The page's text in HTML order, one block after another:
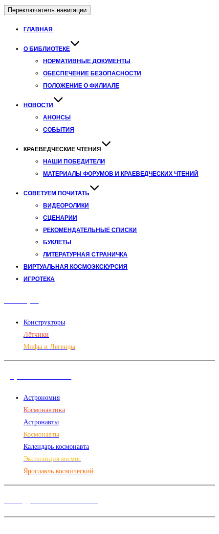
Переключатель навигации
ГЛАВНАЯ
О БИБЛИОТЕКЕ
НОРМАТИВНЫЕ ДОКУМЕНТЫ
ОБЕСПЕЧЕНИЕ БЕЗОПАСНОСТИ
ПОЛОЖЕНИЕ О ФИЛИАЛЕ
НОВОСТИ
АНОНСЫ
СОБЫТИЯ
КРАЕВЕДЧЕСКИЕ ЧТЕНИЯ
НАШИ ПОБЕДИТЕЛИ
МАТЕРИАЛЫ ФОРУМОВ И КРАЕВЕДЧЕСКИХ ЧТЕНИЙ
СОВЕТУЕМ ПОЧИТАТЬ
ВИДЕОРОЛИКИ
СЦЕНАРИИ
РЕКОМЕНДАТЕЛЬНЫЕ СПИСКИ
БУКЛЕТЫ
ЛИТЕРАТУРНАЯ СТРАНИЧКА
ВИРТУАЛЬНАЯ КОСМОЭКСКУРСИЯ
ИГРОТЕКА
Конструкторы
Лётчики
Мифы и Легенды
Астрономия
Космонавтика
Астронавты
Космонавты
Календарь космонавта
Экспозиция космос
Ярославль космический